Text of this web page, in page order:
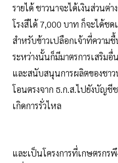
รายได้ ชาวนาจะได้เงินส่วนต่
โรงสีได้ 7,000 บาท ก็จะได้ช
สำหรับข้าวเปลือกเจ้าที่ความ
ระหว่างนั้นก็มีมาตรการเสริมอื่
และสนับสนุนการผลิตของชาว
โอนตรงจาก ธ.ก.ส.ไปยังบัญชี
เกิดการรั่วไหล
และเป็นโครงการที่เกษตรกร